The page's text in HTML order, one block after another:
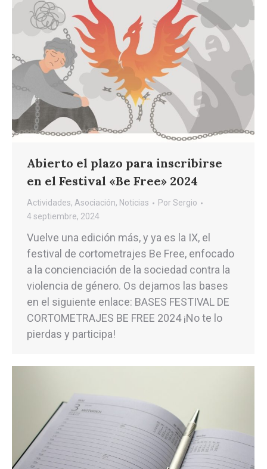
Abierto el plazo para inscribirse
en el Festival «Be Free» 2024
Actividades, Asociación, Noticias PorSergio
4 septiembre, 2024
Vuelve una edición más, y ya es la IX, el
festival de cortometrajes Be Free, enfocado
a la concienciación de la sociedad contra la
violencia de género. Os dejamos las bases
en el siguiente enlace: BASES FESTIVAL DE
CORTOMETRAJES BE FREE 2024 ¡No te lo
pierdas y participa!